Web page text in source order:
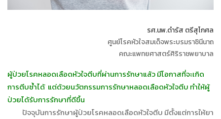
รศ.นพ.ดำรัส ตรีสุโกศล
ศูนย์โรคหัวใจสมเด็จพระบรมราชินีนาถ
คณะแพทยศาสตร์ศิริราชพยาบาล
ผู้ป่วยโรคหลอดเลือดหัวใจตีบที่ผ่านการรักษาแล้ว มีโอกาสที่จะเกิด
การตีบซ้ำได้ แต่ด้วยนวัตกรรมการรักษาหลอดเลือดหัวใจตีบ ทำให้ผู้
ป่วยได้รับการรักษาที่ดีขึ้น
ปัจจุบันการรักษาผู้ป่วยโรคหลอดเลือดหัวใจตีบ มีตั้งแต่การให้ยา